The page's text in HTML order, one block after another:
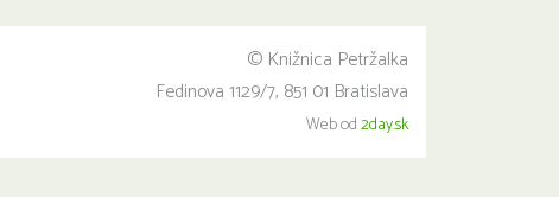
© Knižnica Petržalka
Fedinova 1129/7, 851 01 Bratislava
Web od2day.sk